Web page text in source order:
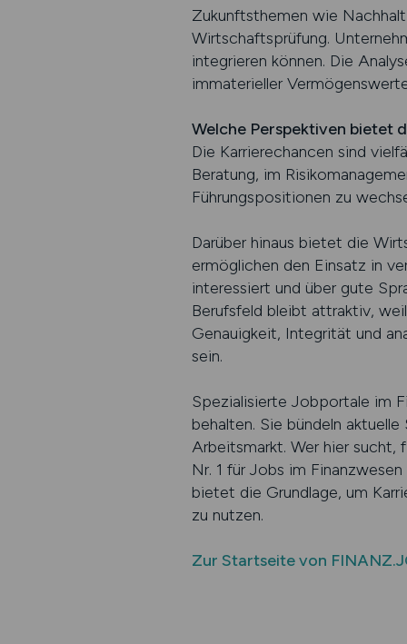
Zukunftsthemen wie
Wirtschaftsprüfung.
integrieren können. Die
immaterieller
Welche Perspektiven bietet
Die Karrierechancen sind
Beratung, im
Führungspositionen zu
Darüber hinaus bietet die
ermöglichen den Einsatz in
interessiert und über gute
Berufsfeld bleibt attraktiv,
Genauigkeit, Integrität und
sein.
Spezialisierte Jobportale im
behalten. Sie bündeln
Arbeitsmarkt. Wer hier
Nr. 1 für Jobs im
bietet die Grundlage, um
zu nutzen.
Zur Startseite von